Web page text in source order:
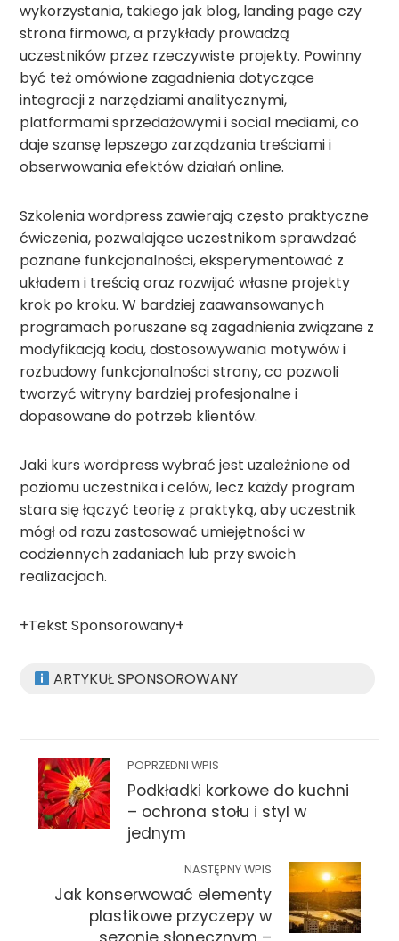
wykorzystania, takiego jak blog, landing page czy
strona firmowa, a przykłady prowadzą
uczestników przez rzeczywiste projekty. Powinny
być też omówione zagadnienia dotyczące
integracji z narzędziami analitycznymi,
platformami sprzedażowymi i social mediami, co
daje szansę lepszego zarządzania treściami i
obserwowania efektów działań online.
Szkolenia wordpress zawierają często praktyczne
ćwiczenia, pozwalające uczestnikom sprawdzać
poznane funkcjonalności, eksperymentować z
układem i treścią oraz rozwijać własne projekty
krok po kroku. W bardziej zaawansowanych
programach poruszane są zagadnienia związane z
modyfikacją kodu, dostosowywania motywów i
rozbudowy funkcjonalności strony, co pozwoli
tworzyć witryny bardziej profesjonalne i
dopasowane do potrzeb klientów.
Jaki kurs wordpress wybrać jest uzależnione od
poziomu uczestnika i celów, lecz każdy program
stara się łączyć teorię z praktyką, aby uczestnik
mógł od razu zastosować umiejętności w
codziennych zadaniach lub przy swoich
realizacjach.
+Tekst Sponsorowany+
ARTYKUŁ SPONSOROWANY
POPRZEDNI WPIS
Podkładki korkowe do kuchni
– ochrona stołu i styl w
jednym
NASTĘPNY WPIS
Jak konserwować elementy
plastikowe przyczepy w